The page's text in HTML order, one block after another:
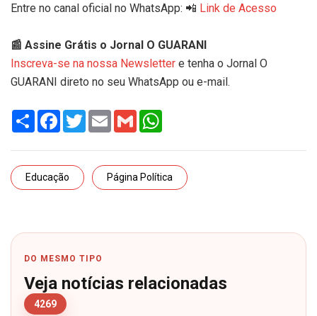
Entre no canal oficial no WhatsApp: 📲 Link de Acesso
📰 Assine Grátis o Jornal O GUARANI
Inscreva-se na nossa Newsletter e tenha o Jornal O
GUARANI direto no seu WhatsApp ou e-mail.
Share Facebook
TwitterEmail Gmail
Educação Página Política
DO MESMO TIPO
Veja notícias relacionadas
4269